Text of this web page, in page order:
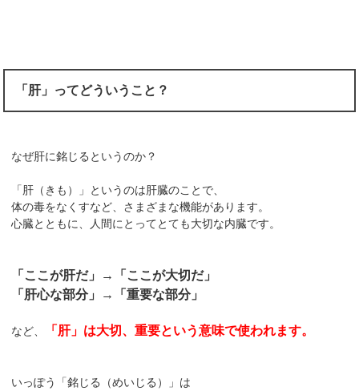
「肝」ってどういうこと？
なぜ肝に銘じるというのか？
「肝（きも）」というのは肝臓のことで、
体の毒をなくすなど、さまざまな機能があります。
心臓とともに、人間にとってとても大切な内臓です。
「ここが肝だ」→「ここが大切だ」
「肝心な部分」→「重要な部分」
など、 「肝」は大切、重要という意味で使われます。
いっぽう「銘じる（めいじる）」は